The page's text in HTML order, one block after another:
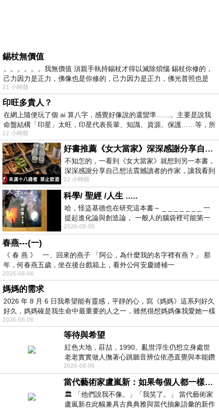
錫杖無價值
。。。。。。我無價值 須親手執持錫杖才得以滅除煩惱 錫杖你修的，
己力因力是正力，佛像也是你修的，己力因力是正力，佛光普照也是
21 小時前
印旺多貴人？
在網上隨便玩了個 ai 算八字，感覺好像說的還蠻準……。主要是說我
命盤結構「印星」太旺，印星代表長輩、知識、資源、保護……等，所
22 小時前
好書推薦《女大當家》深深感謝分享自己想法震撼讀者的作家，讓我看到不同樣貌的家庭！
不知怎的，一看到《女大當家》就想到另一本書，
深深感謝分享自己想法震撼讀者的作家，讓我看到
不同樣貌的家庭！ 《女大
22 小時前
科學/ 聖經 /人生 .....
哈，怪盜基德也在研究這本書～ _ _ _ _ _ _ _ 一
提起進化論與創造論， 一般人的腦袋裡可能第一
時間就有「 進化論很科
2026-08-06
春燕---(一)
《 春 燕 》 一、回來的燕子 「阿公，為什麼我的名字裡有燕？」 那
年，何春燕五歲，坐在後台戲箱上，看外公何安慶縫補一
2026-08-06
媽媽的需求
2026 年 8 月 6 日我希望能有靈感，平靜的心，寫《媽媽》這系列好久
好久，媽媽確是我生命中最重要的人之一，雖然很想媽媽像我愛她一樣
2026-08-06
等待與希望
紅色大地，莊喆，1990。亂世浮生仍想立身處世
老老實實做人撫著心跳聽音辨位依憑直覺與本能鑽
向裂隙的亮處探索另一個心聲另一個共鳴的
2026-08-06
當代藝術家盧嵐新：如果每個人都一樣，這世界該有多無聊？
🏛️ 「他們說我不像。」「我笑了。」 當代藝術家
盧嵐新在此幅兼具古典典雅與當代抽象語彙的新作